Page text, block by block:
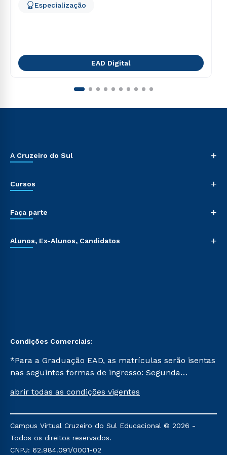
Especialização
EAD Digital
A Cruzeiro do Sul +
Cursos +
Faça parte +
Alunos, Ex-Alunos, Candidatos +
Condições Comerciais:
*Para a Graduação EAD, as matrículas serão isentas
nas seguintes formas de ingresso: Segunda
Já para as demais, a taxa de matrícula será de R$
mencionadas são referentes aos cursos: Ensino
Religioso, Geografia para a Docência e Metodologia
do Ensino de História: Questões Atuais.
abrir todas as condições vigentes
Campus Virtual Cruzeiro do Sul Educacional © 2026 -
Todos os direitos reservados.
CNPJ: 62.984.091/0001-02